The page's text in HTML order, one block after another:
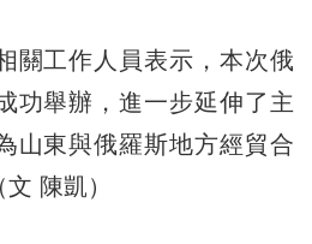
工作人員表示，本次俄
功舉辦，進一步延伸了主
山東與俄羅斯地方經貿合
陳凱）